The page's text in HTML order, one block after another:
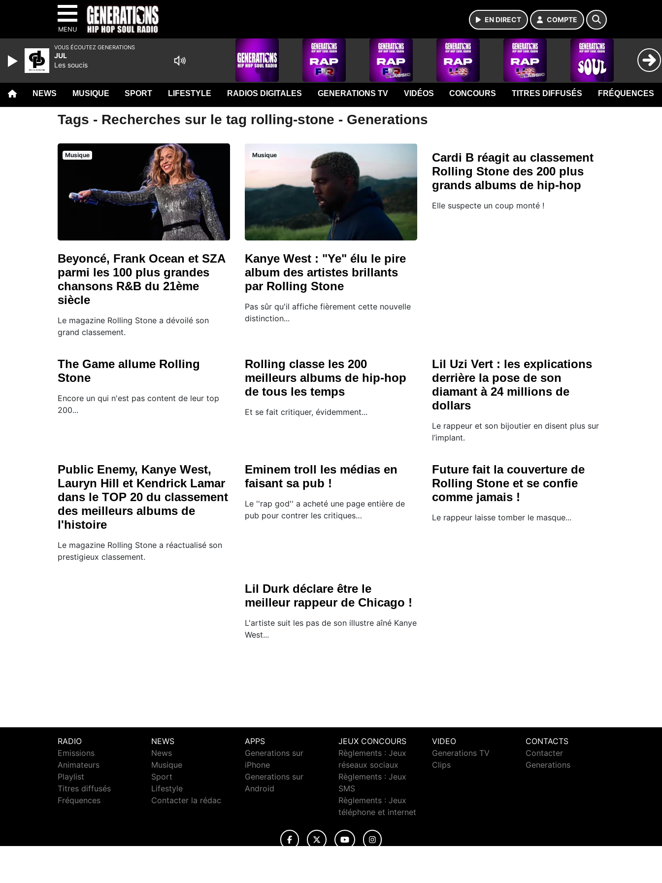
MENU
EN DIRECT COMPTE
NEWS MUSIQUE SPORT LIFESTYLE RADIOS DIGITALES GENERATIONS TV VIDÉOS CONCOURS TITRES DIFFUSÉS FRÉQUENCES
Tags - Recherches sur le tag rolling-stone - Generations
Musique
Beyoncé, Frank Ocean et SZA
parmi les 100 plus grandes
chansons R&B du 21ème
siècle
Le magazine Rolling Stone a dévoilé son
grand classement.
Musique
Kanye West : "Ye" élu le pire
album des artistes brillants
par Rolling Stone
Pas sûr qu'il affiche fièrement cette nouvelle
distinction...
Cardi B réagit au classement
Rolling Stone des 200 plus
grands albums de hip-hop
Elle suspecte un coup monté !
The Game allume Rolling
Stone
Encore un qui n'est pas content de leur top
200...
Rolling classe les 200
meilleurs albums de hip-hop
de tous les temps
Et se fait critiquer, évidemment...
Lil Uzi Vert : les explications
derrière la pose de son
diamant à 24 millions de
dollars
Le rappeur et son bijoutier en disent plus sur
l’implant.
Public Enemy, Kanye West,
Lauryn Hill et Kendrick Lamar
dans le TOP 20 du classement
des meilleurs albums de
l'histoire
Le magazine Rolling Stone a réactualisé son
prestigieux classement.
Eminem troll les médias en
faisant sa pub !
Le ''rap god'' a acheté une page entière de
pub pour contrer les critiques…
Future fait la couverture de
Rolling Stone et se confie
comme jamais !
Le rappeur laisse tomber le masque...
Lil Durk déclare être le
meilleur rappeur de Chicago !
L'artiste suit les pas de son illustre aîné Kanye
West...
RADIO
Emissions
Animateurs
Playlist
Titres diffusés
Fréquences
NEWS
News
Musique
Sport
Lifestyle
Contacter la rédac
APPS
Generations sur
iPhone
Generations sur
Android
JEUX CONCOURS
Règlements : Jeux
réseaux sociaux
Règlements : Jeux
SMS
Règlements : Jeux
téléphone et internet
VIDEO
Generations TV
Clips
CONTACTS
Contacter
Generations
VOUS ÉCOUTEZ GENERATIONS
JUL
Les soucis